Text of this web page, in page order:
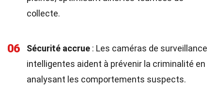
collecte.
06 Sécurité accrue : Les caméras de surveillance
intelligentes aident à prévenir la criminalité en
analysant les comportements suspects.